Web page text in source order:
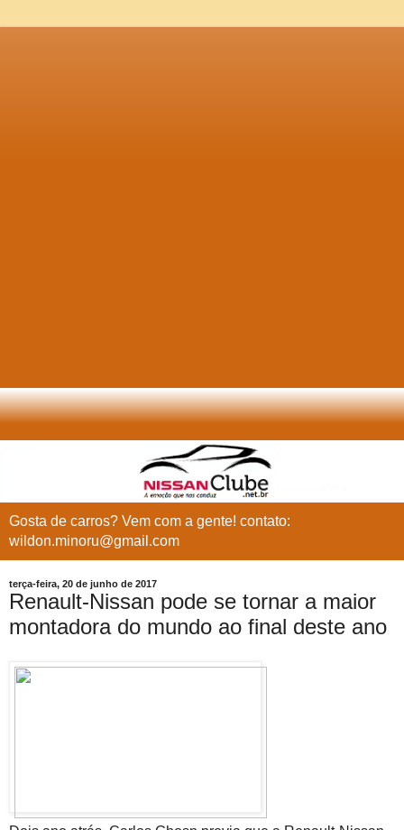
Gosta de carros? Vem com a gente! contato:
wildon.minoru@gmail.com
terça-feira, 20 de junho de 2017
Renault-Nissan pode se tornar a maior
montadora do mundo ao final deste ano